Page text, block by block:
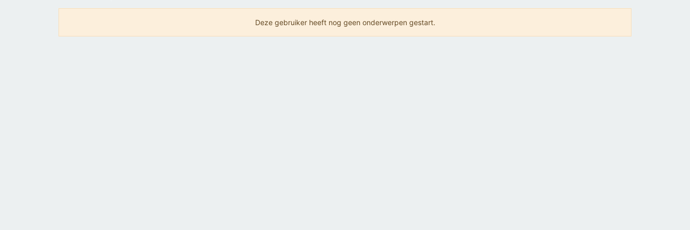
Deze gebruiker heeft nog geen onderwerpen gestart.